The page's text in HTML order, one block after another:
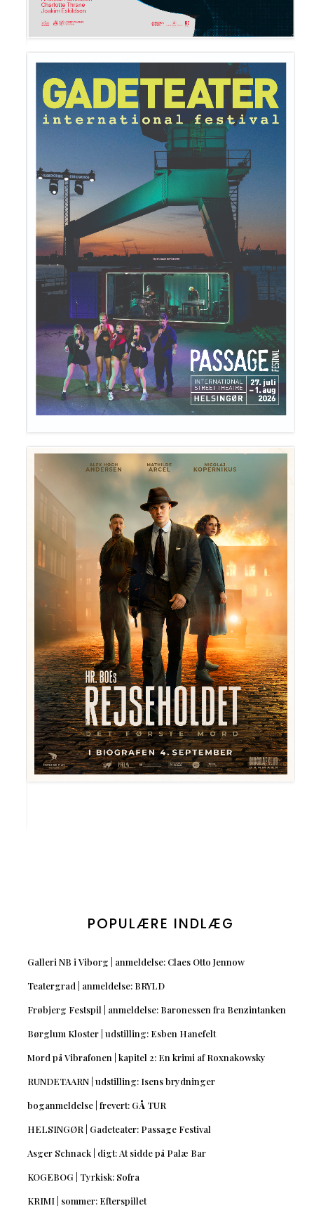
POPULÆRE INDLÆG
Galleri NB i Viborg | anmeldelse: Claes Otto Jennow
Teatergrad | anmeldelse: BRYLD
Frøbjerg Festspil | anmeldelse: Baronessen fra Benzintanken
Børglum Kloster | udstilling: Esben Hanefelt
Mord på Vibrafonen | kapitel 2: En krimi af Roxnakowsky
RUNDETAARN | udstilling: Isens brydninger
boganmeldelse | frevert: GÅ TUR
HELSINGØR | Gadeteater: Passage Festival
Asger Schnack | digt: At sidde på Palæ Bar
KOGEBOG | Tyrkisk: Sofra
KRIMI | sommer: Efterspillet